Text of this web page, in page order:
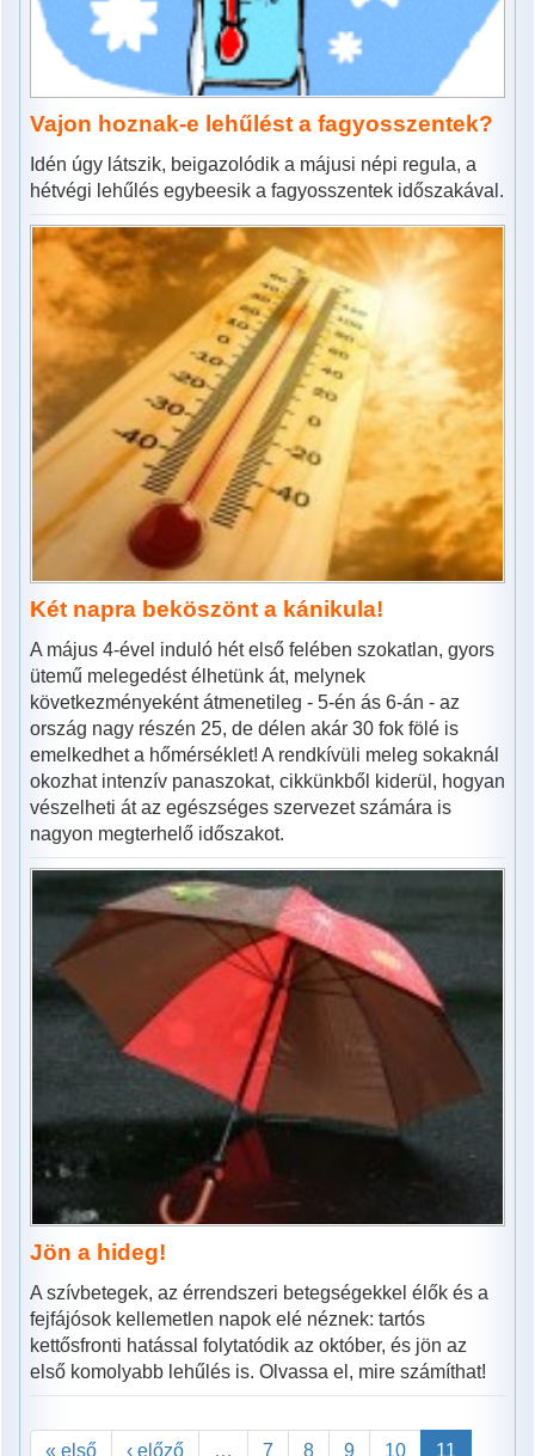
Vajon hoznak-e lehűlést a fagyosszentek?
Idén úgy látszik, beigazolódik a májusi népi regula, a
hétvégi lehűlés egybeesik a fagyosszentek időszakával.
Két napra beköszönt a kánikula!
A május 4-ével induló hét első felében szokatlan, gyors
ütemű melegedést élhetünk át, melynek
következményeként átmenetileg - 5-én ás 6-án - az
ország nagy részén 25, de délen akár 30 fok fölé is
emelkedhet a hőmérséklet! A rendkívüli meleg sokaknál
okozhat intenzív panaszokat, cikkünkből kiderül, hogyan
vészelheti át az egészséges szervezet számára is
nagyon megterhelő időszakot.
Jön a hideg!
A szívbetegek, az érrendszeri betegségekkel élők és a
fejfájósok kellemetlen napok elé néznek: tartós
kettősfronti hatással folytatódik az október, és jön az
első komolyabb lehűlés is. Olvassa el, mire számíthat!
« első ‹ előző … 7 8 9 10 11